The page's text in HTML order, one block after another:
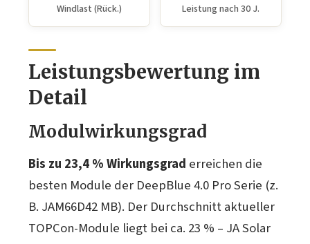
Windlast (Rück.) Leistung nach 30 J.
Leistungsbewertung im
Detail
Modulwirkungsgrad
Bis zu 23,4 % Wirkungsgrad erreichen die
besten Module der DeepBlue 4.0 Pro Serie (z.
B. JAM66D42 MB). Der Durchschnitt aktueller
TOPCon-Module liegt bei ca. 23 % – JA Solar